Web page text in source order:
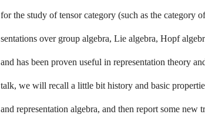
for the study of tensor category (such as the category
sentations over group algebra, Lie algebra, Hopf
and has been proven useful in representation theory
talk, we will recall a little bit history and basic
and representation algebra, and then report some new